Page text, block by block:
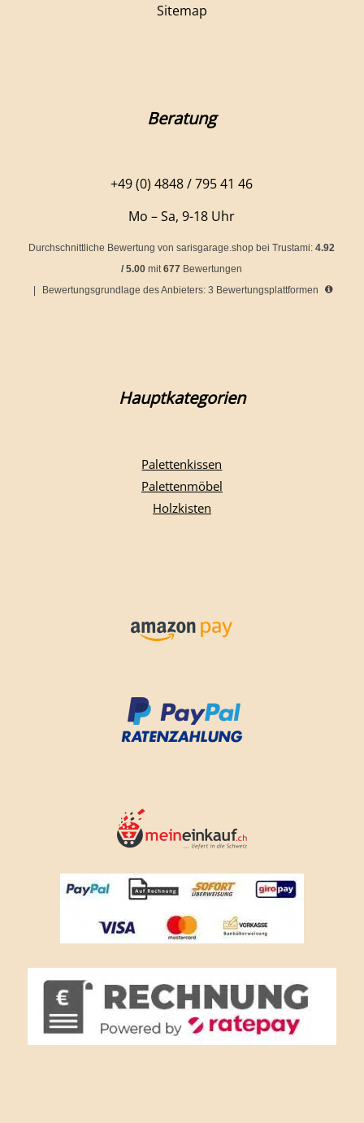
Sitemap
Beratung
+49 (0) 4848 / 795 41 46
Mo – Sa, 9-18 Uhr
Durchschnittliche Bewertung von sarisgarage.shop bei Trustami:4.92
/5.00 mit677 Bewertungen
Bewertungsgrundlage des Anbieters: 3 Bewertungsplattformen
Hauptkategorien
Palettenkissen
Palettenmöbel
Holzkisten